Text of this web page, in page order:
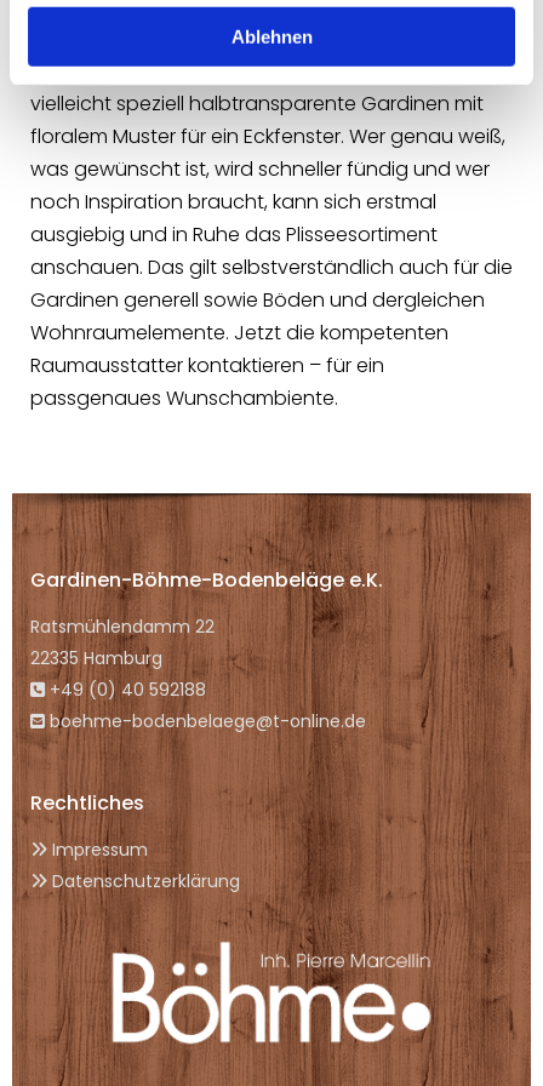
Ablehnen
jeweiligen Aspekte an, die Ihnen auf den Punkt
gebracht besonders wichtig sind. So wünschen Sie
vielleicht speziell halbtransparente Gardinen mit
floralem Muster für ein Eckfenster. Wer genau weiß,
was gewünscht ist, wird schneller fündig und wer
noch Inspiration braucht, kann sich erstmal
ausgiebig und in Ruhe das Plisseesortiment
anschauen. Das gilt selbstverständlich auch für die
Gardinen generell sowie Böden und dergleichen
Wohnraumelemente. Jetzt die kompetenten
Raumausstatter kontaktieren – für ein
passgenaues Wunschambiente.
Gardinen-Böhme-Bodenbeläge e.K.
Ratsmühlendamm 22
22335 Hamburg
 +49 (0) 40 592188
 boehme-bodenbelaege@t-online.de
Rechtliches
 Impressum
 Datenschutzerklärung